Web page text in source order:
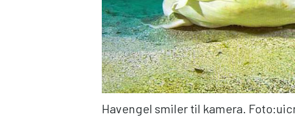
Havengel smiler til kamera.